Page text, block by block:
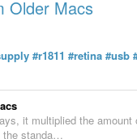
Older Macs
#r1811 #retina #usb
it multiplied the
the standa…